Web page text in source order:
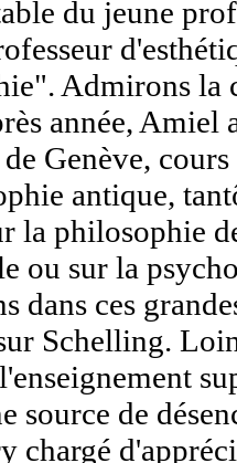
du jeune
Admirons la
année, Amiel
Genève,
antique,
la philosophie
ou sur la
dans ces
Schelling.
source de
chargé